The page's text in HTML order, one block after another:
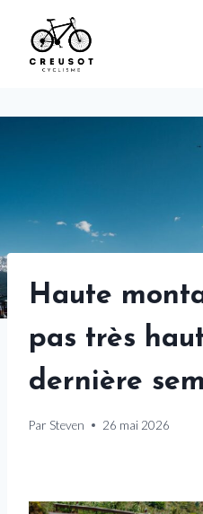
content
Haute
pas très
dernière
Par Steven 26 mai 2026